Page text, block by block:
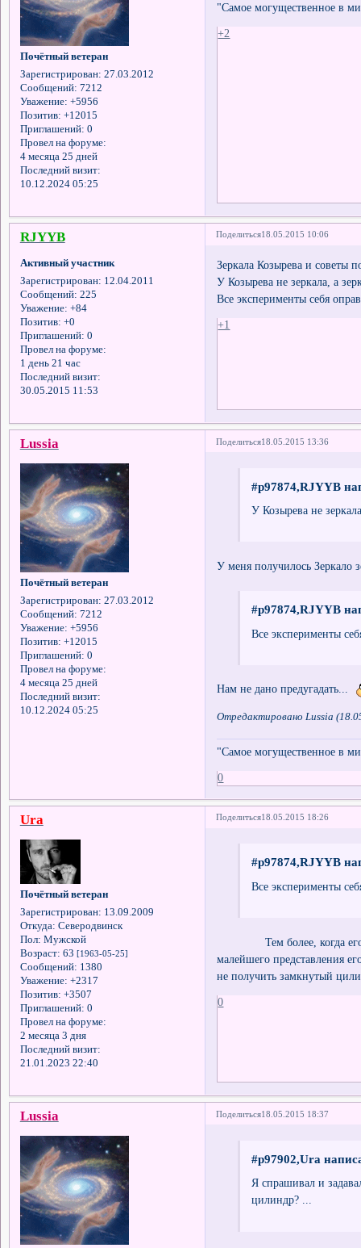
Почётный ветеран
Зарегистрирован: 27.03.2012
Сообщений: 7212
Уважение: +5956
Позитив: +12015
Приглашений: 0
Провел на форуме:
4 месяца 25 дней
Последний визит:
10.12.2024 05:25
"Самое могущественное в
+2
Поделиться18.05.2015 10:06
RJYYВ
Активный участник
Зарегистрирован: 12.04.2011
Сообщений: 225
Уважение: +84
Позитив: +0
Приглашений: 0
Провел на форуме:
1 день 21 час
Последний визит:
30.05.2015 11:53
Зеркала Козырева и советы
У Козырева не зеркала, а
Все эксперименты себя
+1
Поделиться18.05.2015 13:36
Lussia
Почётный ветеран
Зарегистрирован: 27.03.2012
Сообщений: 7212
Уважение: +5956
Позитив: +12015
Приглашений: 0
Провел на форуме:
4 месяца 25 дней
Последний визит:
10.12.2024 05:25
#p97874,RJYYB
У Козырева не
У меня получилось Зеркало
#p97874,RJYYB
Все эксперименты
Нам не дано предугадать...
Отредактировано Lussia
"Самое могущественное в
0
Поделиться18.05.2015 18:26
Ura
Почётный ветеран
Зарегистрирован: 13.09.2009
Откуда: Северодвинск
Пол: Мужской
Возраст: 63 [1963-05-25]
Сообщений: 1380
Уважение: +2317
Позитив: +3507
Приглашений: 0
Провел на форуме:
2 месяца 3 дня
Последний визит:
21.01.2023 22:40
#p97874,RJYYB
Все эксперименты
Тем более, когда его,
малейшего представления
не получить замкнутый
0
Поделиться18.05.2015 18:37
Lussia
#p97902,Ura
Я спрашивал и
цилиндр? ...